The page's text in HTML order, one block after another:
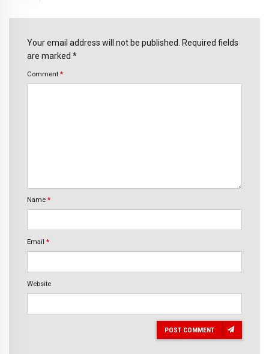
Your email address will not be published. Required fields
are marked *
Comment *
Name *
Email *
Website
POST COMMENT